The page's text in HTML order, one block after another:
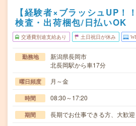
【経験者×ブラッシュUP！
検査・出荷梱包/日払いOK
交通費別途支給あり 土日祝日が休み
勤務地
新潟県長岡市
北長岡駅から車17分
曜日頻度 月～金
時間 08:30～17:20
期間 長期でお仕事できる方、大歓迎